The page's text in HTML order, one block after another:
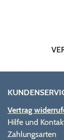
Vertrag
Hilfe und
Zahlungsarten